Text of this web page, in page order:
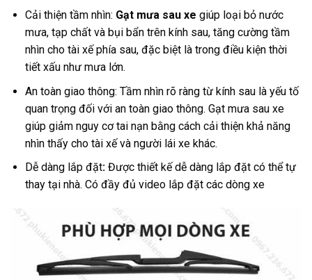
Cải thiện tầm nhìn: Gạt mưa sau xe giúp loại bỏ nước
mưa, tạp chất và bụi bẩn trên kính sau, tăng cường tầm
nhìn cho tài xế phía sau, đặc biệt là trong điều kiện thời
tiết xấu như mưa lớn.
An toàn giao thông: Tầm nhìn rõ ràng từ kính sau là yếu tố
quan trọng đối với an toàn giao thông. Gạt mưa sau xe
giúp giảm nguy cơ tai nạn bằng cách cải thiện khả năng
nhìn thấy cho tài xế và người lái xe khác.
Dễ dàng lắp đặt: Được thiết kế dễ dàng lắp đặt có thể tự
thay tại nhà. Có đầy đủ video lắp đặt các dòng xe